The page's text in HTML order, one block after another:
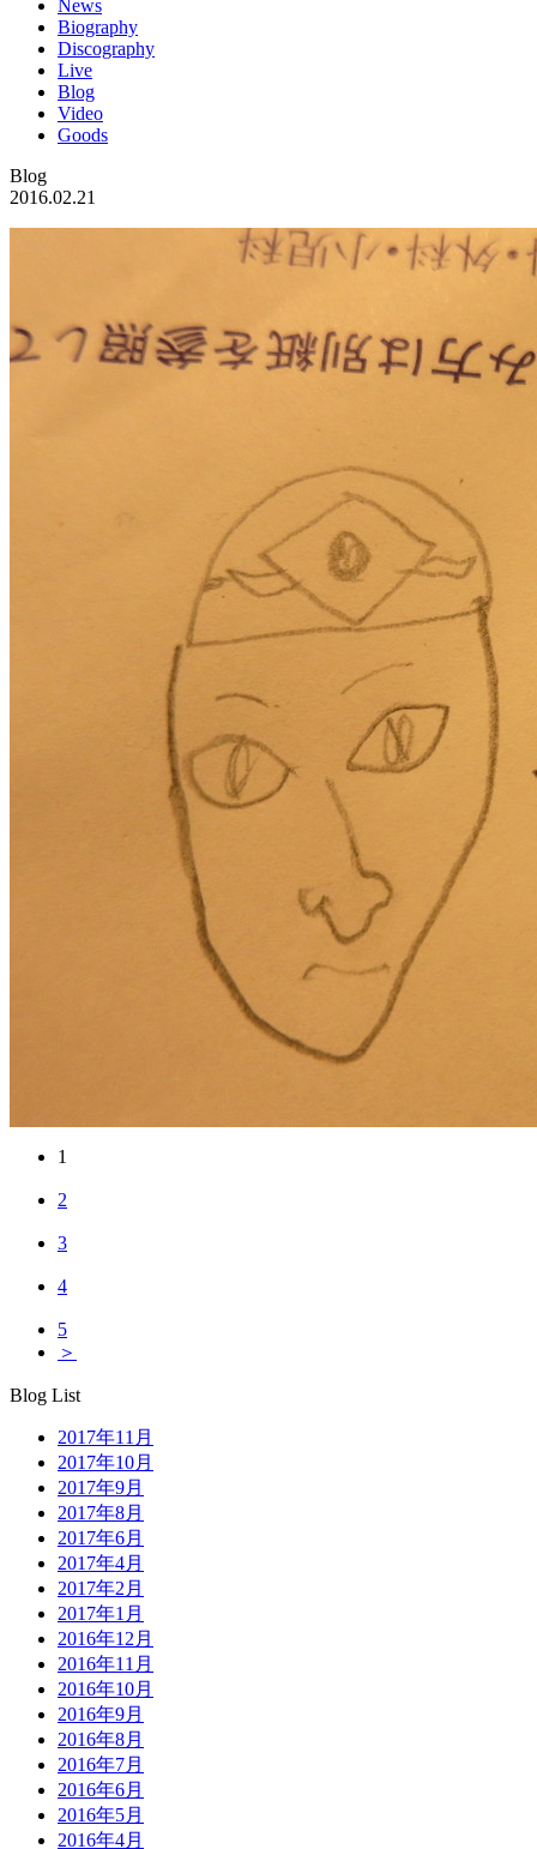
News
Biography
Discography
Live
Blog
Video
Goods
Blog
2016.02.21
1
2
3
4
5
＞
Blog List
2017年11月
2017年10月
2017年9月
2017年8月
2017年6月
2017年4月
2017年2月
2017年1月
2016年12月
2016年11月
2016年10月
2016年9月
2016年8月
2016年7月
2016年6月
2016年5月
2016年4月